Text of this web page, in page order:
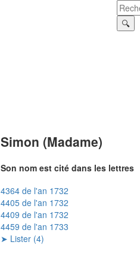
Simon (Madame)
Son nom est cité dans les lettres
4364 de l'an 1732
4405 de l'an 1732
4409 de l'an 1732
4459 de l'an 1733
➤ Lister (4)